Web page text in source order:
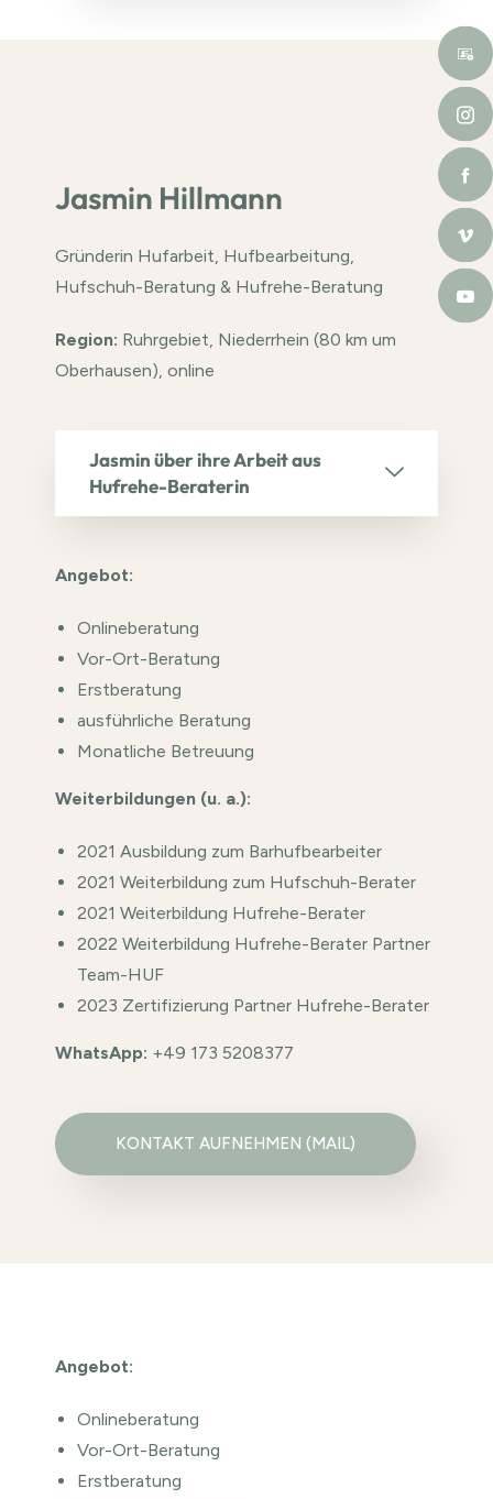
Jasmin Hillmann
Gründerin Hufarbeit, Hufbearbeitung,
Hufschuh-Beratung & Hufrehe-Beratung
Region: Ruhrgebiet, Niederrhein (80 km um
Oberhausen), online
Jasmin über ihre Arbeit aus
Hufrehe-Beraterin
Angebot:
Onlineberatung
Vor-Ort-Beratung
Erstberatung
ausführliche Beratung
Monatliche Betreuung
Weiterbildungen (u. a.):
2021 Ausbildung zum Barhufbearbeiter
2021 Weiterbildung zum Hufschuh-Berater
2021 Weiterbildung Hufrehe-Berater
2022 Weiterbildung Hufrehe-Berater Partner
Team-HUF
2023 Zertifizierung Partner Hufrehe-Berater
WhatsApp: +49 173 5208377
KONTAKT AUFNEHMEN (MAIL)
Angebot:
Onlineberatung
Vor-Ort-Beratung
Erstberatung